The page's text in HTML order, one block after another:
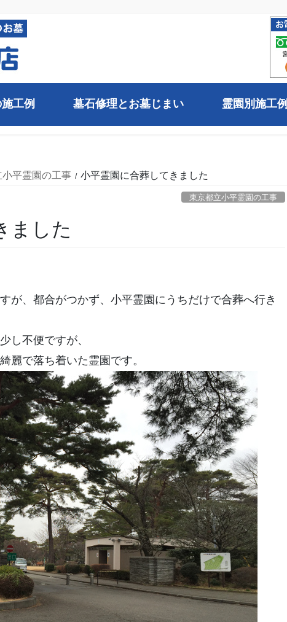
工例 墓石修理とお墓じまい 霊園別施工例
小平霊園の工事 小平霊園に合葬してきました
東京都立小平霊園の工事
ました
が、都合がつかず、小平霊園にうちだけで合葬へ行き
し不便ですが、
麗で落ち着いた霊園です。